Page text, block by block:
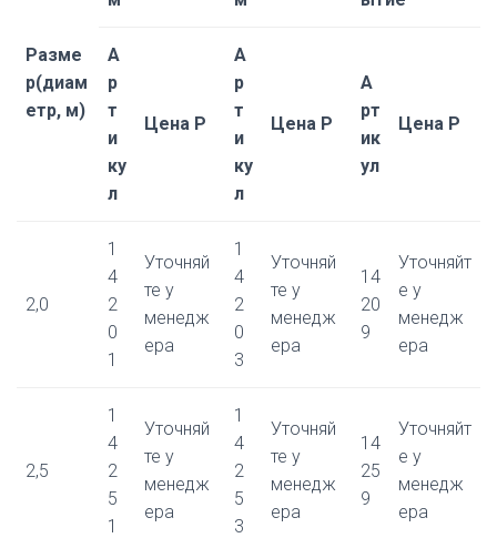
Разме
р(диам
етр, м)
А
р
т
и
ку
л
Цена Р
А
р
т
и
ку
л
Цена Р
А
рт
ик
ул
Цена Р
2,0
1
4
2
0
1
Уточняй
те у
менедж
ера
1
4
2
0
3
Уточняй
те у
менедж
ера
14
20
9
Уточняйт
е у
менедж
ера
2,5
1
4
2
5
1
Уточняй
те у
менедж
ера
1
4
2
5
3
Уточняй
те у
менедж
ера
14
25
9
Уточняйт
е у
менедж
ера